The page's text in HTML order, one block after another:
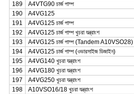
189
A4VTG90 চার্জ পাম্প
190
A4VG125
191
A4VG125 চার্জ পাম্প
192
A4VG125 চার্জ পাম্প খুচরা যন্ত্রাংশ
193
A4VG125 চার্জ পাম্প (Tandem A10VSO28)
194
A4VG125 চার্জ পাম্প (ওভারসাইজ ডিজাইন)
195
A4VG140 খুচরা যন্ত্রাংশ
196
A4VG180 খুচরা যন্ত্রাংশ
197
A4VG250 খুচরা যন্ত্রাংশ
198
A10VSO16/18 খুচরা যন্ত্রাংশ